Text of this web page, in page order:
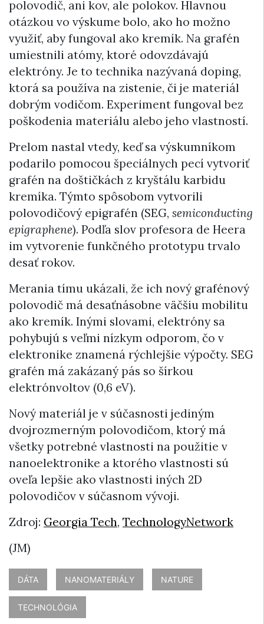
polovodič, ani kov, ale polokov. Hlavnou
otázkou vo výskume bolo, ako ho možno
využiť, aby fungoval ako kremík. Na grafén
umiestnili atómy, ktoré odovzdávajú
elektróny. Je to technika nazývaná doping,
ktorá sa používa na zistenie, či je materiál
dobrým vodičom. Experiment fungoval bez
poškodenia materiálu alebo jeho vlastností.
Prelom nastal vtedy, keď sa výskumníkom
podarilo pomocou špeciálnych pecí vytvoriť
grafén na doštičkách z kryštálu karbidu
kremíka. Týmto spôsobom vytvorili
polovodičový epigrafén (SEG, semiconducting
epigraphene). Podľa slov profesora de Heera
im vytvorenie funkčného prototypu trvalo
desať rokov.
Merania tímu ukázali, že ich nový grafénový
polovodič má desaťnásobne väčšiu mobilitu
ako kremík. Inými slovami, elektróny sa
pohybujú s veľmi nízkym odporom, čo v
elektronike znamená rýchlejšie výpočty. SEG
grafén má zakázaný pás so šírkou
elektrónvoltov (0,6 eV).
Nový materiál je v súčasnosti jediným
dvojrozmerným polovodičom, ktorý má
všetky potrebné vlastnosti na použitie v
nanoelektronike a ktorého vlastnosti sú
oveľa lepšie ako vlastnosti iných 2D
polovodičov v súčasnom vývoji.
Zdroj: Georgia Tech, TechnologyNetwork
(JM)
DÁTA NANOMATERIÁLY NATURE
TECHNOLÓGIA